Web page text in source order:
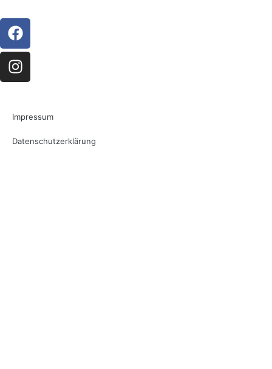
Impressum
Datenschutzerklärung